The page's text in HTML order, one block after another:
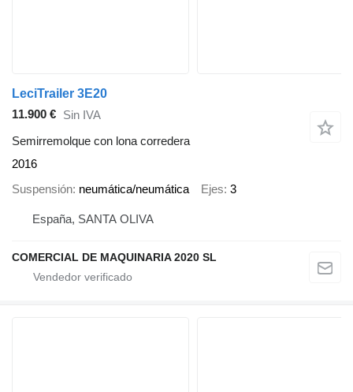
LeciTrailer 3E20
11.900 € Sin IVA
Semirremolque con lona corredera
2016
Suspensión neumática/neumática Ejes 3
España, SANTA OLIVA
COMERCIAL DE MAQUINARIA 2020 SL